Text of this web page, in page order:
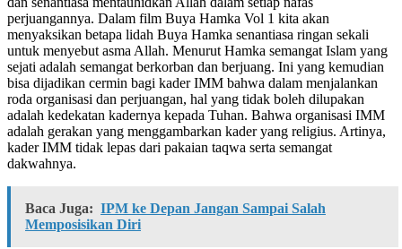
perjuangannya. Dalam film Buya Hamka Vol 1 kita akan
menyaksikan betapa lidah Buya Hamka senantiasa ringan sekali
untuk menyebut asma Allah. Menurut Hamka semangat Islam yang
sejati adalah semangat berkorban dan berjuang. Ini yang kemudian
bisa dijadikan cermin bagi kader IMM bahwa dalam menjalankan
roda organisasi dan perjuangan, hal yang tidak boleh dilupakan
adalah kedekatan kadernya kepada Tuhan. Bahwa organisasi IMM
adalah gerakan yang menggambarkan kader yang religius. Artinya,
kader IMM tidak lepas dari pakaian taqwa serta semangat
dakwahnya.
Baca Juga: IPM ke Depan Jangan Sampai Salah
Memposisikan Diri